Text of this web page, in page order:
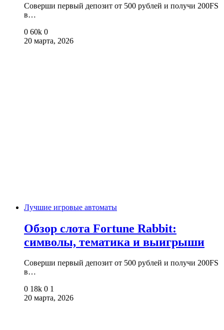
Соверши первый депозит от 500 рублей и получи 200FS
в…
0 60k 0
20 марта, 2026
Лучшие игровые автоматы
Обзор слота Fortune Rabbit:
символы, тематика и выигрыши
Соверши первый депозит от 500 рублей и получи 200FS
в…
0 18k 0 1
20 марта, 2026